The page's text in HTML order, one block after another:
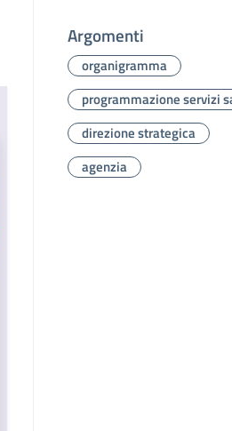
Argomenti
organigramma
programmazione servizi
direzione strategica
agenzia